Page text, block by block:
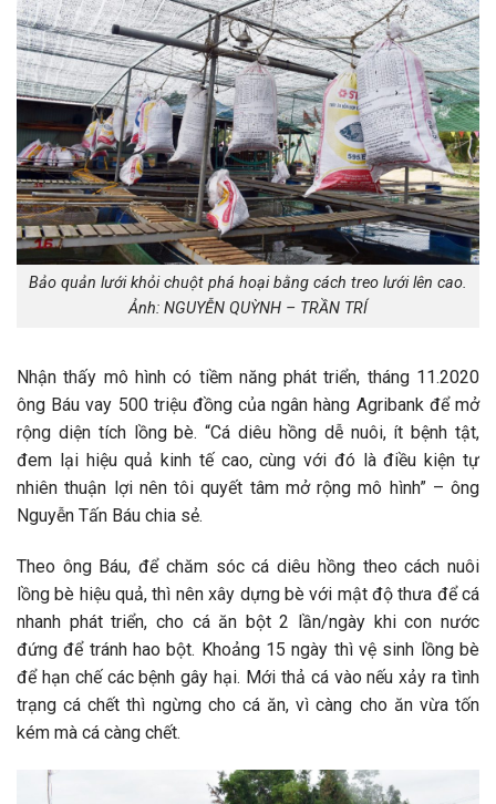
Bảo quản lưới khỏi chuột phá hoại bằng cách treo lưới lên cao.
Ảnh: NGUYỄN QUỲNH – TRẦN TRÍ
Nhận thấy mô hình có tiềm năng phát triển, tháng 11.2020
ông Báu vay 500 triệu đồng của ngân hàng Agribank để mở
rộng diện tích lồng bè. “Cá diêu hồng dễ nuôi, ít bệnh tật,
đem lại hiệu quả kinh tế cao, cùng với đó là điều kiện tự
nhiên thuận lợi nên tôi quyết tâm mở rộng mô hình” – ông
Nguyễn Tấn Báu chia sẻ.
Theo ông Báu, để chăm sóc cá diêu hồng theo cách nuôi
lồng bè hiệu quả, thì nên xây dựng bè với mật độ thưa để cá
nhanh phát triển, cho cá ăn bột 2 lần/ngày khi con nước
đứng để tránh hao bột. Khoảng 15 ngày thì vệ sinh lồng bè
để hạn chế các bệnh gây hại. Mới thả cá vào nếu xảy ra tình
trạng cá chết thì ngừng cho cá ăn, vì càng cho ăn vừa tốn
kém mà cá càng chết.